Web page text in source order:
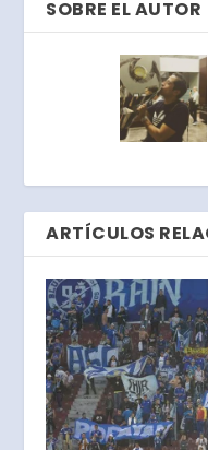
SOBRE EL AUTOR
ARTÍCULOS